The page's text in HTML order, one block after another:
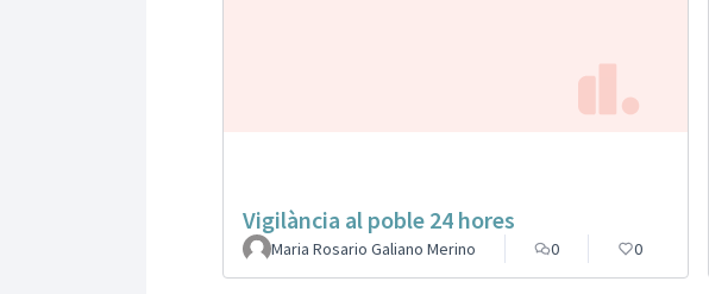
Vigilància al poble 24 hores
Maria Rosario Galiano Merino 0 0